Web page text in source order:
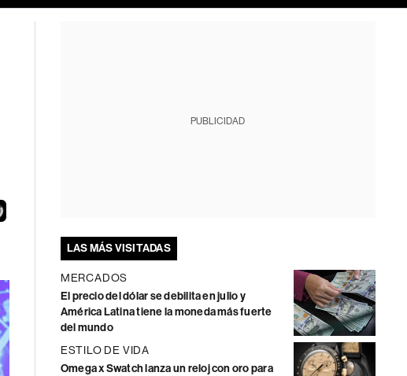
PUBLICIDAD
LAS MÁS VISITADAS
MERCADOS
El precio del dólar se debilita en julio y
América Latina tiene la moneda más fuerte
del mundo
ESTILO DE VIDA
Omega x Swatch lanza un reloj con oro para